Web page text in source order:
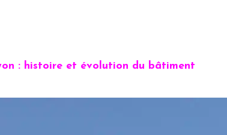
: histoire et évolution du bâtiment